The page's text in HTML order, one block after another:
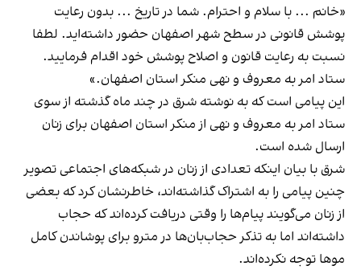
«خانم ... با سلام و احترام. شما در تاریخ ... بدون رعایت
پوشش قانونی در سطح شهر اصفهان حضور داشته‌اید. لطفا
نسبت به رعایت قانون و اصلاح پوشش خود اقدام فرمایید.
ستاد امر به معروف و نهی منکر استان اصفهان.»
این پیامی است که به نوشته شرق در چند ماه گذشته از سوی
ستاد امر به معروف و نهی از منکر استان اصفهان برای زنان
ارسال شده است.
شرق با بیان اینکه تعدادی از زنان در شبکه‌های اجتماعی تصویر
چنین پیامی را به اشتراک گذاشته‌اند، خاطرنشان کرد که بعضی
از زنان می‌گویند پیام‌ها را وقتی دریافت کرده‌اند که حجاب
داشته‌اند اما به تذکر حجاب‌بان‌ها در مترو برای پوشاندن کامل
موها توجه نکرده‌اند.